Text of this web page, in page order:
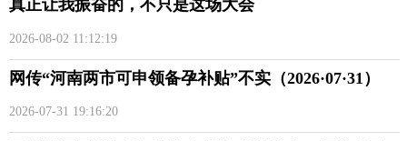
真正让我振奋的，不只是这场大会
2026-08-02 11:12:19
网传“河南两市可申领备孕补贴”不实（2026·07·31）
2026-07-31 19:16:20